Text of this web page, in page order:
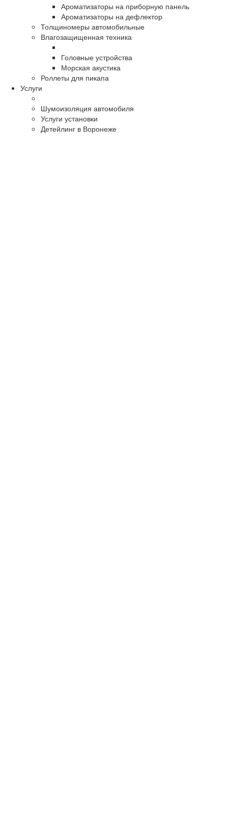
Ароматизаторы на приборную панель
Ароматизаторы на дефлектор
Толщиномеры автомобильные
Влагозащищенная техника
Головные устройства
Морская акустика
Роллеты для пикапа
Услуги
Шумоизоляция автомобиля
Услуги установки
Детейлинг в Воронеже